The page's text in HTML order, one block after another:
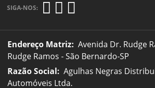
SIGA-NOS:
Endereço Matriz: Avenida Dr. Rudge
Rudge Ramos - São Bernardo-SP
Razão Social: Agulhas Negras
Automóveis Ltda.